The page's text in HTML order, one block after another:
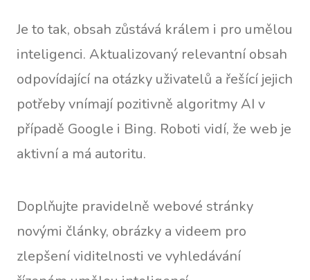
Je to tak, obsah zůstává králem i pro umělou
inteligenci. Aktualizovaný relevantní obsah
odpovídající na otázky uživatelů a řešící jejich
potřeby vnímají pozitivně algoritmy AI v
případě Google i Bing. Roboti vidí, že web je
aktivní a má autoritu.
Doplňujte pravidelně webové stránky
novými články, obrázky a videem pro
zlepšení viditelnosti ve vyhledávání